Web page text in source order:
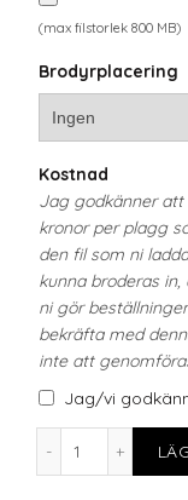
(max filstorlek 800 MB)
Brodyrplacering
Kostnad
Jag godkänner
kronor per plagg
den fil som ni
kunna broderas
ni gör
bekräfta med
inte att
Jag/vi
Piké Herr,